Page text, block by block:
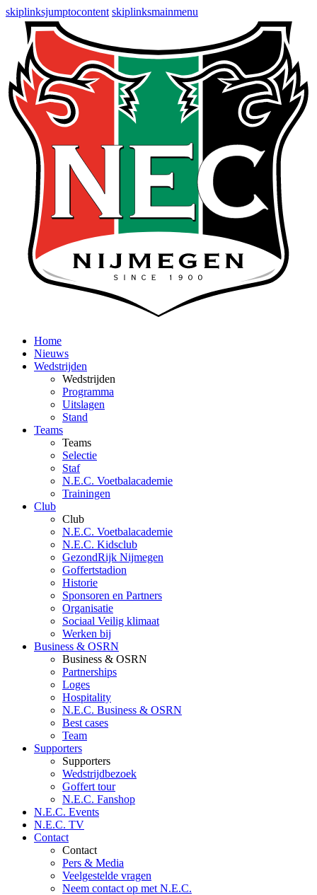
skiplinksjumptocontent skiplinksmainmenu
Home
Nieuws
Wedstrijden
Wedstrijden
Programma
Uitslagen
Stand
Teams
Teams
Selectie
Staf
N.E.C. Voetbalacademie
Trainingen
Club
Club
N.E.C. Voetbalacademie
N.E.C. Kidsclub
GezondRijk Nijmegen
Goffertstadion
Historie
Sponsoren en Partners
Organisatie
Sociaal Veilig klimaat
Werken bij
Business & OSRN
Business & OSRN
Partnerships
Loges
Hospitality
N.E.C. Business & OSRN
Best cases
Team
Supporters
Supporters
Wedstrijdbezoek
Goffert tour
N.E.C. Fanshop
N.E.C. Events
N.E.C. TV
Contact
Contact
Pers & Media
Veelgestelde vragen
Neem contact op met N.E.C.